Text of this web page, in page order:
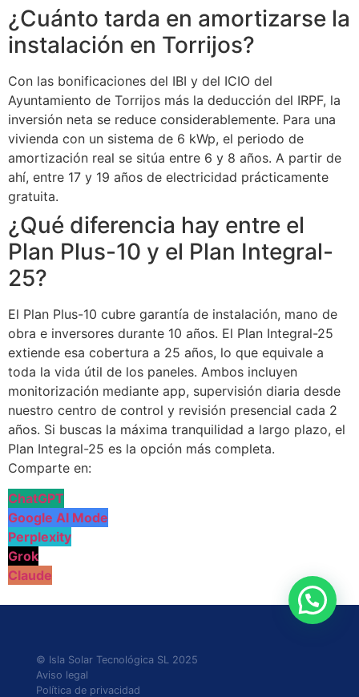
¿Cuánto tarda en amortizarse la
instalación en Torrijos?
Con las bonificaciones del IBI y del ICIO del
Ayuntamiento de Torrijos más la deducción del IRPF, la
inversión neta se reduce considerablemente. Para una
vivienda con un sistema de 6 kWp, el periodo de
amortización real se sitúa entre 6 y 8 años. A partir de
ahí, entre 17 y 19 años de electricidad prácticamente
gratuita.
¿Qué diferencia hay entre el
Plan Plus-10 y el Plan Integral-
25?
El Plan Plus-10 cubre garantía de instalación, mano de
obra e inversores durante 10 años. El Plan Integral-25
extiende esa cobertura a 25 años, lo que equivale a
toda la vida útil de los paneles. Ambos incluyen
monitorización mediante app, supervisión diaria desde
nuestro centro de control y revisión presencial cada 2
años. Si buscas la máxima tranquilidad a largo plazo, el
Plan Integral-25 es la opción más completa.
Comparte en:
ChatGPT
Google AI Mode
Perplexity
Grok
Claude
© Isla Solar Tecnológica SL 2025
Aviso legal
Política de privacidad